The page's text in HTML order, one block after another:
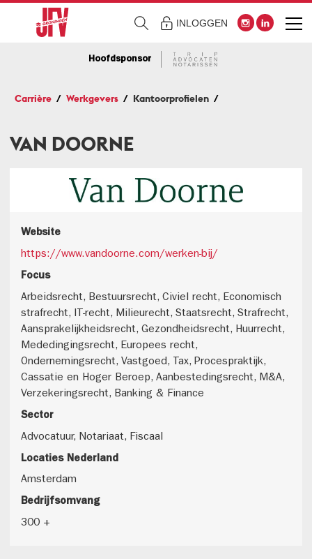
INLOGGEN
Hoofdsponsor
Carrière Werkgevers Kantoorprofielen
VAN DOORNE
Website
https://www.vandoorne.com/werken-bij/
Focus
Arbeidsrecht, Bestuursrecht, Civiel recht, Economisch
strafrecht, IT-recht, Milieurecht, Staatsrecht, Strafrecht,
Aansprakelijkheidsrecht, Gezondheidsrecht, Huurrecht,
Mededingingsrecht, Europees recht,
Ondernemingsrecht, Vastgoed, Tax, Procespraktijk,
Cassatie en Hoger Beroep, Aanbestedingsrecht, M&A,
Verzekeringsrecht, Banking & Finance
Sector
Advocatuur, Notariaat, Fiscaal
Locaties Nederland
Amsterdam
Bedrijfsomvang
300 +